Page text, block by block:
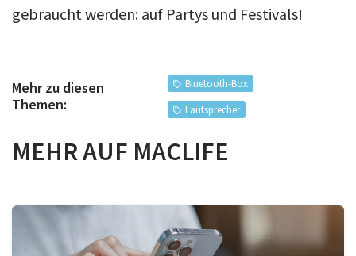
gebraucht werden: auf Partys und Festivals!
Mehr zu diesen
Themen:
Bluetooth-Box
Lautsprecher
MEHR AUF MACLIFE